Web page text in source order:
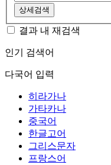
상세검색
결과 내 재검색
인기 검색어
다국어 입력
히라가나
가타카나
중국어
한글고어
그리스문자
프랑스어